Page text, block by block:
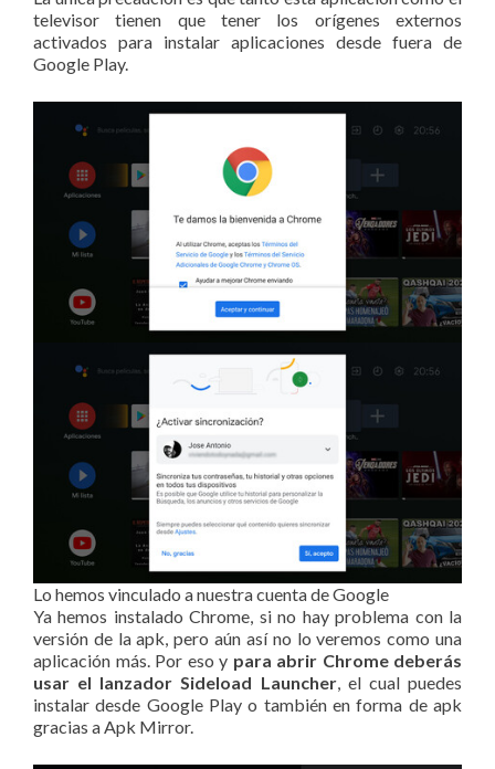
televisor tienen que tener los orígenes externos
activados para instalar aplicaciones desde fuera de
Google Play.
Lo hemos vinculado a nuestra cuenta de Google
Ya hemos instalado Chrome, si no hay problema con la
versión de la apk, pero aún así no lo veremos como una
aplicación más. Por eso y para abrir Chrome deberás
usar el lanzador Sideload Launcher, el cual puedes
instalar desde Google Play o también en forma de apk
gracias a Apk Mirror.